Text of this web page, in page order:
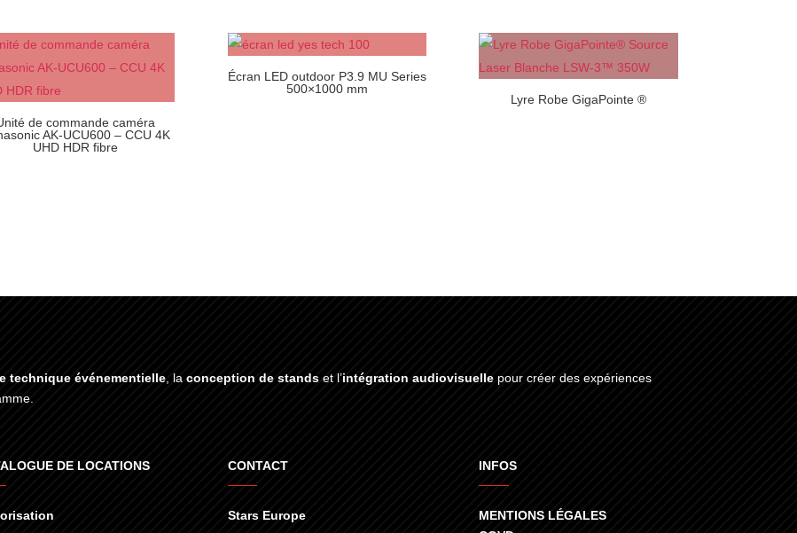
de commande caméra
AK-UCU600 – CCU 4K
UHD HDR fibre
Écran LED outdoor P3.9 MU Series
500×1000 mm
Lyre Robe GigaPointe ®
technique événementielle , laconception de stands et l’intégration audiovisuelle pour créer des expériences
DE LOCATIONS CONTACT
Stars Europe
INFOS
MENTIONS LÉGALES